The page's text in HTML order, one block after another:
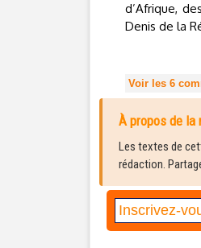
d’Afrique,
Denis de la
Voir les 6
À propos de la
Les textes de
rédaction.